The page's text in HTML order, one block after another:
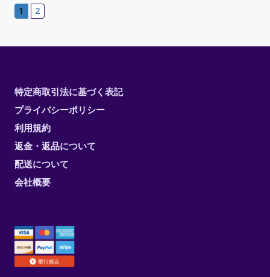
1 2
特定商取引法に基づく表記
プライバシーポリシー
利用規約
返金・返品について
配送について
会社概要